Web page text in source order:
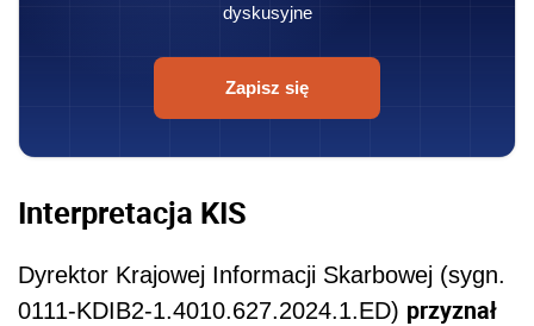
dyskusyjne
Zapisz się
Interpretacja KIS
Dyrektor Krajowej Informacji Skarbowej (sygn.
0111-KDIB2-1.4010.627.2024.1.ED) przyznał